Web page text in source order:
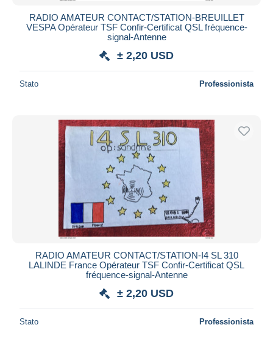
RADIO AMATEUR CONTACT/STATION-BREUILLET
VESPA Opérateur TSF Confir-Certificat QSL fréquence-
signal-Antenne
± 2,20 USD
Stato Professionista
RADIO AMATEUR CONTACT/STATION-I4 SL 310
LALINDE France Opérateur TSF Confir-Certificat QSL
fréquence-signal-Antenne
± 2,20 USD
Stato Professionista